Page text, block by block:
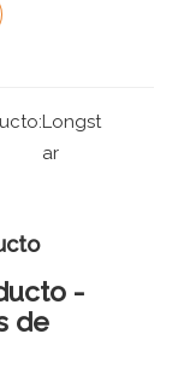
Longst
ar
-
de